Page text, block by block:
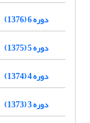
دوره 6 (1376)
دوره 5 (1375)
دوره 4 (1374)
دوره 3 (1373)